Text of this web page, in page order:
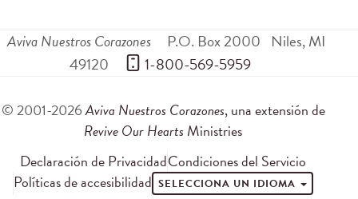
Aviva Nuestros Corazones P.O. Box 2000 Niles,MI
49120
1-800-569-5959
© 2001-2026Aviva Nuestros Corazones, una extensión de
Revive Our Hearts Ministries
Declaración de PrivacidadCondiciones del Servicio
Políticas de accesibilidad SELECCIONA UN IDIOMA